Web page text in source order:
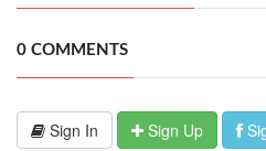
0 COMMENTS
Sign In Sign Up